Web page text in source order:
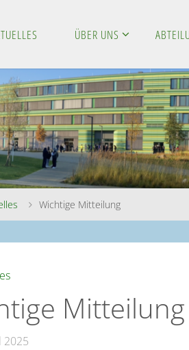
ÜBER UNS
Wichtige Mitteilung
Mitteilung
2025